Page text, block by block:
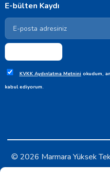
E-bülten Kaydı
KVKK Aydınlatma Metnini okudum,
kabul ediyorum.
© 2026 Marmara Yüksek